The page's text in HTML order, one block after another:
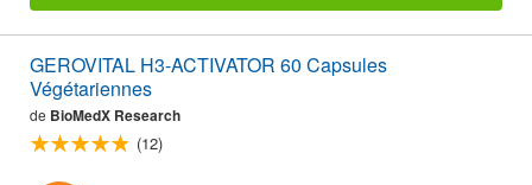
GEROVITAL H3-ACTIVATOR 60 Capsules
Végétariennes
de BioMedX Research
(12)